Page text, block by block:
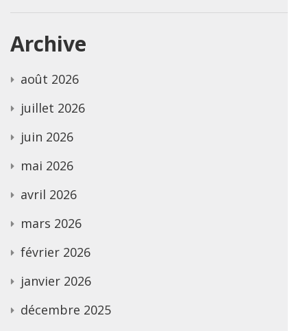
Archive
août 2026
juillet 2026
juin 2026
mai 2026
avril 2026
mars 2026
février 2026
janvier 2026
décembre 2025